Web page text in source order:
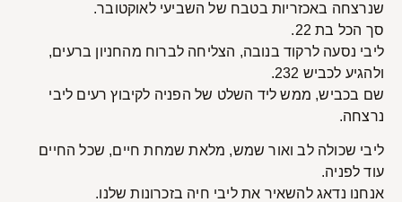
שנרצחה באכזריות בטבח של השביעי לאוקטובר.
סך הכל בת 22.
ליבי נסעה לרקוד בנובה, הצליחה לברוח מהחניון ברעים,
ולהגיע לכביש 232.
שם בכביש, ממש ליד השלט של הפניה לקיבוץ רעים ליבי
נרצחה.
ליבי שכולה לב ואור שמש, מלאת שמחת חיים, שכל החיים
עוד לפניה.
אנחנו נדאג להשאיר את ליבי חיה בזכרונות שלנו.